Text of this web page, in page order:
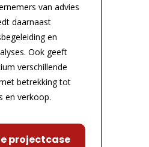
van advies
daarnaast
en
Ook geeft
verschillende
betrekking tot
en verkoop.
projectcase